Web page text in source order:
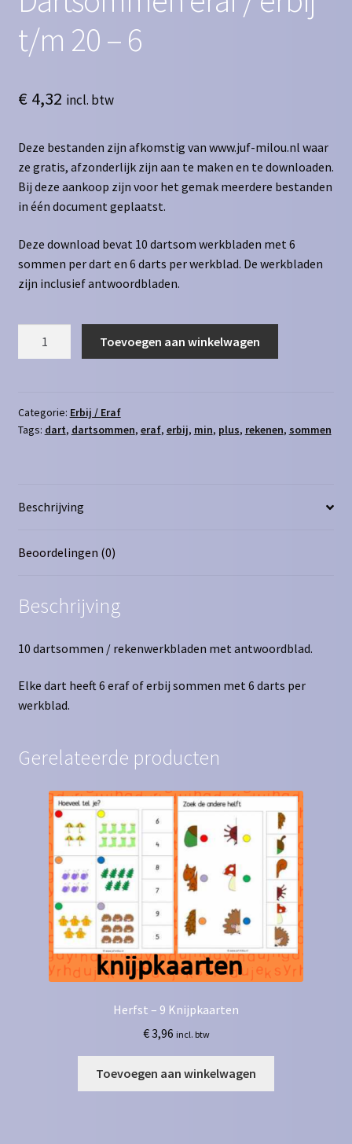
t/m 20 – 6
€4,32 incl. btw
Deze bestanden zijn afkomstig van www.juf-milou.nl waar
ze gratis, afzonderlijk zijn aan te maken en te downloaden.
Bij deze aankoop zijn voor het gemak meerdere bestanden
in één document geplaatst.
Deze download bevat 10 dartsom werkbladen met 6
sommen per dart en 6 darts per werkblad. De werkbladen
zijn inclusief antwoordbladen.
t/m
20
Toevoegen aan winkelwagen
Categorie: Erbij / Eraf
Tags: dart, dartsommen, eraf, erbij, min, plus, rekenen, sommen
Beschrijving
Beoordelingen (0)
Beschrijving
10 dartsommen / rekenwerkbladen met antwoordblad.
Elke dart heeft 6 eraf of erbij sommen met 6 darts per
werkblad.
Gerelateerde producten
Herfst – 9 Knijpkaarten
€3,96 incl. btw
Toevoegen aan winkelwagen